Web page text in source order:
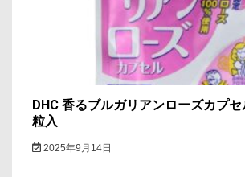
DHC 香るブルガリアンローズカプ
粒入
2025年9月14日